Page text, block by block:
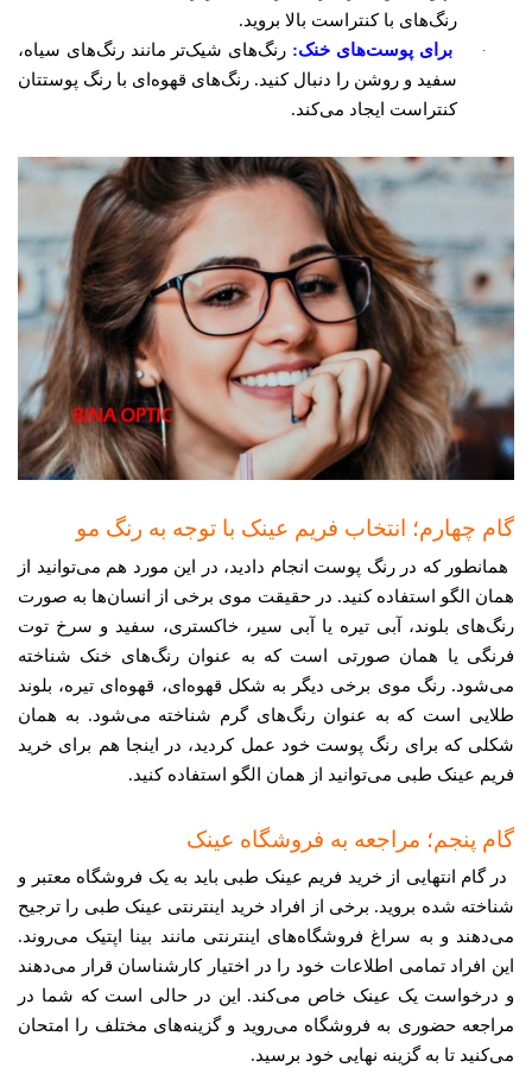
رنگ‌های با کنتراست بالا بروید.
· برای پوست‌های خنک: رنگ‌های شیک‌تر مانند رنگ‌های سیاه،
سفید و روشن را دنبال کنید. رنگ‌های قهوه‌ای با رنگ پوستتان
کنتراست ایجاد می‌کند.
گام چهارم؛ انتخاب فریم عینک با توجه به رنگ مو
همانطور که در رنگ پوست انجام دادید، در این مورد هم می‌توانید از
همان الگو استفاده کنید. در حقیقت موی برخی از انسان‌ها به صورت
رنگ‌های بلوند، آبی تیره یا آبی سیر، خاکستری، سفید و سرخ توت
فرنگی یا همان صورتی است که به عنوان رنگ‌های خنک شناخته
می‌شود. رنگ موی برخی دیگر به شکل قهوه‌ای، قهوه‌ای تیره، بلوند
طلایی است که به عنوان رنگ‌های گرم شناخته می‌شود. به همان
شکلی که برای رنگ پوست خود عمل کردید، در اینجا هم برای خرید
فریم عینک طبی می‌توانید از همان الگو استفاده کنید.
گام پنجم؛ مراجعه به فروشگاه عینک
در گام انتهایی از خرید فریم عینک طبی باید به یک فروشگاه معتبر و
شناخته شده بروید. برخی از افراد خرید اینترنتی عینک طبی را ترجیح
می‌دهند و به سراغ فروشگاه‌های اینترنتی مانند بینا اپتیک می‌روند.
این افراد تمامی اطلاعات خود را در اختیار کارشناسان قرار می‌دهند
و درخواست یک عینک خاص می‌کند. این در حالی است که شما در
مراجعه حضوری به فروشگاه می‌روید و گزینه‌های مختلف را امتحان
می‌کنید تا به گزینه نهایی خود برسید.